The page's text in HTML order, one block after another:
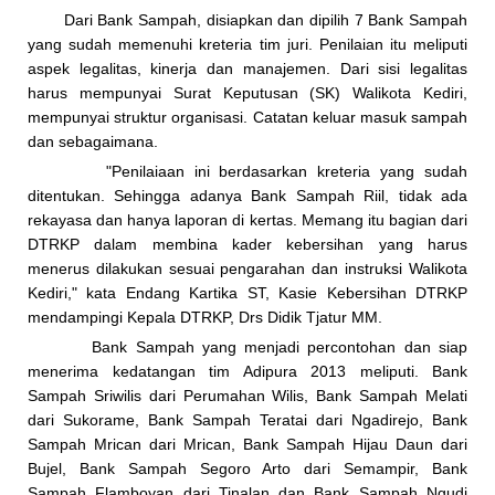
Dari Bank Sampah, disiapkan dan dipilih 7 Bank Sampah
yang sudah memenuhi kreteria tim juri. Penilaian itu meliputi
aspek legalitas, kinerja dan manajemen. Dari sisi legalitas
harus mempunyai Surat Keputusan (SK) Walikota Kediri,
mempunyai struktur organisasi. Catatan keluar masuk sampah
dan sebagaimana.
"Penilaiaan ini berdasarkan kreteria yang sudah
ditentukan. Sehingga adanya Bank Sampah Riil, tidak ada
rekayasa dan hanya laporan di kertas. Memang itu bagian dari
DTRKP dalam membina kader kebersihan yang harus
menerus dilakukan sesuai pengarahan dan instruksi Walikota
Kediri," kata Endang Kartika ST, Kasie Kebersihan DTRKP
mendampingi Kepala DTRKP, Drs Didik Tjatur MM.
Bank Sampah yang menjadi percontohan dan siap
menerima kedatangan tim Adipura 2013 meliputi. Bank
Sampah Sriwilis dari Perumahan Wilis, Bank Sampah Melati
dari Sukorame, Bank Sampah Teratai dari Ngadirejo, Bank
Sampah Mrican dari Mrican, Bank Sampah Hijau Daun dari
Bujel, Bank Sampah Segoro Arto dari Semampir, Bank